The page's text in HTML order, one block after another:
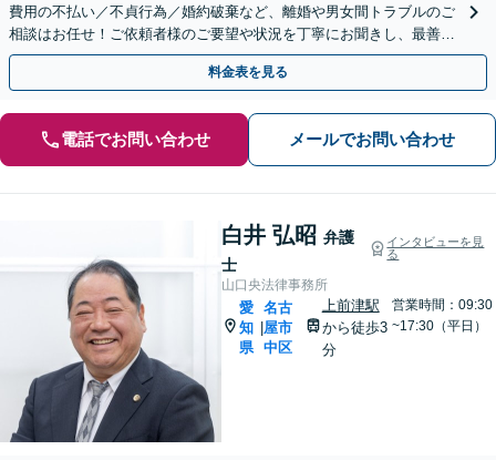
費用の不払い／不貞行為／婚約破棄など、離婚や男女間トラブルのご
相談はお任せ！ご依頼者様のご要望や状況を丁寧にお聞きし、最善の
解決へ向けて尽力します【相談室完全個室】【金山駅5分】
料金表を見る
電話でお問い合わせ メールでお問い合わせ
白井 弘昭 弁護
士
インタビューを見
る
山口央法律事務所
愛
知
県
名古
屋市
中区
上前津駅
から徒歩3
分
営業時間：09:30
~17:30（平日）